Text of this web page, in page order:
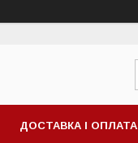
ДОСТАВКА І ОПЛАТА